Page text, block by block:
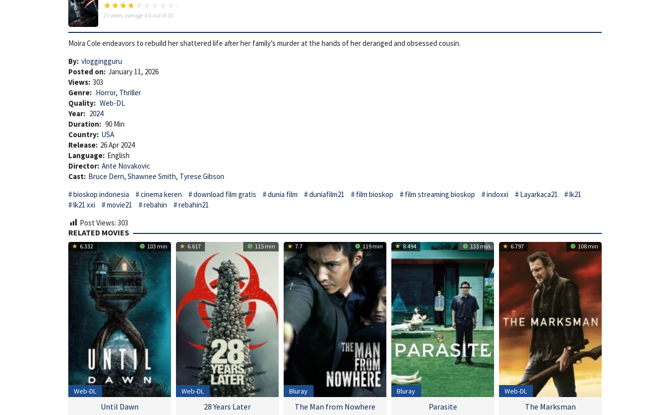
21 votes, average 4.0 out of 10
Moira Cole endeavors to rebuild her shattered life after her family’s murder at the hands of her deranged and obsessed cousin.
By: vloggingguru
Posted on: January 11, 2026
Views: 303
Genre: Horror, Thriller
Quality: Web-DL
Year: 2024
Duration: 90 Min
Country: USA
Release: 26 Apr 2024
Language: English
Director: Ante Novakovic
Cast: Bruce Dern, Shawnee Smith, Tyrese Gibson
bioskop indonesia
cinema keren download film gratis dunia film duniafilm21 film bioskop film streaming bioskop indoxxi Layarkaca21
lk21
lk21 xxi
movie21 rebahin
rebahin21
Post Views: 303
RELATED MOVIES
6.332 103 min
Web-DL
Until Dawn
6.617 115 min
Web-DL
28 Years Later
7.7 119 min
Bluray
The Man from Nowhere
8.494 133 min
Bluray
Parasite
6.797 108 min
Web-DL
The Marksman